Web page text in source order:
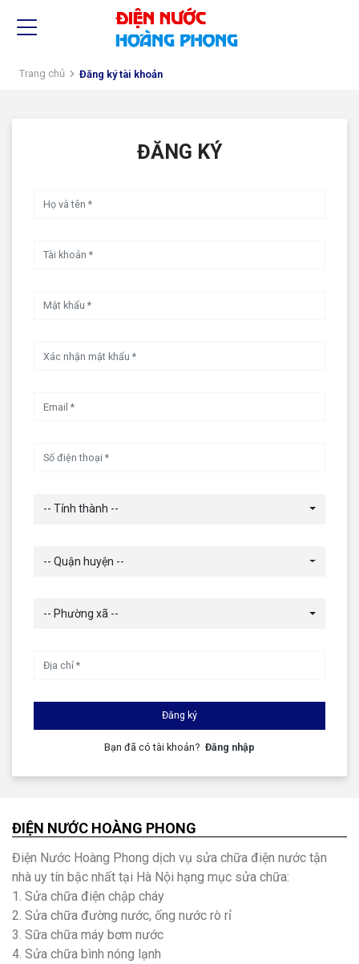
Trang chủ Đăng ký tài khoản
ĐĂNG KÝ
-- Tỉnh thành --
-- Quận huyện --
-- Phường xã --
Đăng ký
Bạn đã có tài khoản? Đăng nhập
ĐIỆN NƯỚC HOÀNG PHONG
Điện Nước Hoàng Phong dịch vụ sửa chữa điện nước tận
nhà uy tín bậc nhất tại Hà Nội hạng mục sửa chữa:
1. Sửa chữa điện chập cháy
2. Sửa chữa đường nước, ống nước rò rỉ
3. Sữa chữa máy bơm nước
4. Sửa chữa bình nóng lạnh